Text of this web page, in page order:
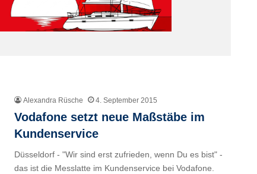
Alexandra Rüsche 4. September 2015
Vodafone setzt neue Maßstäbe im
Kundenservice
Düsseldorf - "Wir sind erst zufrieden, wenn Du es bist" -
das ist die Messlatte im Kundenservice bei Vodafone.